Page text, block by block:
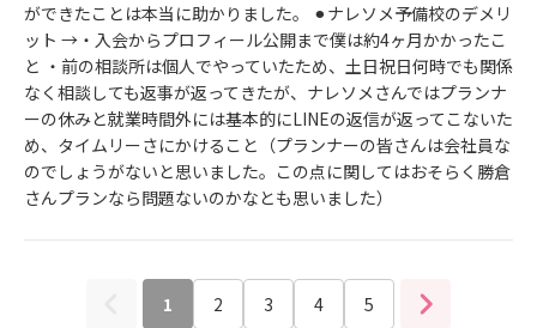
ができたことは本当に助かりました。 ⚫︎ナレソメ予備校のデメリ
ット →・入会からプロフィール公開まで僕は約4ヶ月かかったこ
と ・前の相談所は個人でやっていたため、土日祝日何時でも関係
なく相談しても返事が返ってきたが、ナレソメさんではプランナ
ーの休みと就業時間外には基本的にLINEの返信が返ってこないた
め、タイムリーさにかけること（プランナーの皆さんは会社員な
のでしょうがないと思いました。この点に関してはおそらく勝倉
さんプランなら問題ないのかなとも思いました）
1 2 3 4 5